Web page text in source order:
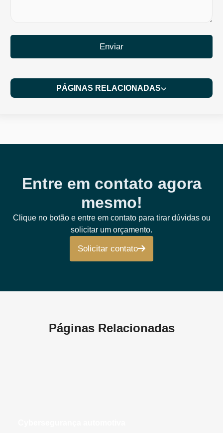
Enviar
PÁGINAS RELACIONADAS
Entre em contato agora
mesmo!
Clique no botão e entre em contato para tirar dúvidas ou
solicitar um orçamento.
Solicitar contato
Páginas Relacionadas